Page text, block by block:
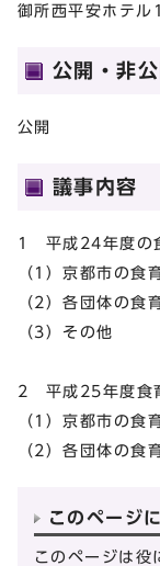
御所西平安ホテル
公開・非公
公開
議事内容
1 平成24年度の
（1）京都市の食
（2）各団体の食
（3）その他
2 平成25年度食
（1）京都市の食
（2）各団体の食
このページ
このページは役